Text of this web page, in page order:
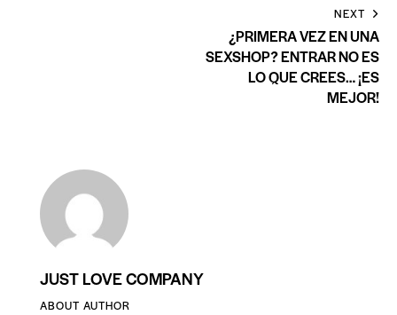
NEXT
¿PRIMERA VEZ EN UNA
SEXSHOP? ENTRAR NO ES
LO QUE CREES… ¡ES
MEJOR!
JUST LOVE COMPANY
ABOUT AUTHOR